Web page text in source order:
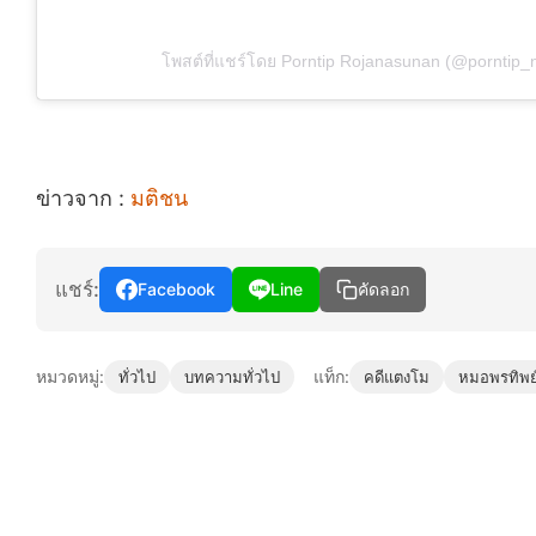
โพสต์ที่แชร์โดย Porntip Rojanasunan
ข่าวจาก : มติชน
แชร์: Facebook Line คัดลอก
หมวดหมู่: ทั่วไป บทความทั่วไป แท็ก: คดีแตงโม หมอพรทิพ